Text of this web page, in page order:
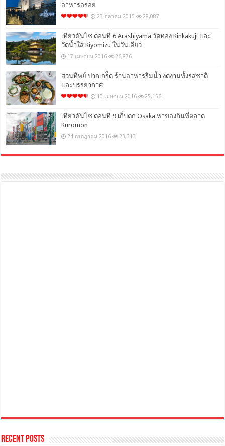
อาหารอร่อย
23 ตุลาคม 2015 28,087
เที่ยวคันไซ ตอนที่ 6 Arashiyama วัดทอง Kinkakuji และ
วัดน้ำใส Kiyomizu ในวันเดียว
17 เมษายน 2016 26,876
สวนทิพย์ ปากเกร็ด ร้านอาหารริมน้ำ งดงามทั้งรสชาติ
และบรรยากาศ
10 เมษายน 2016 25,156
เที่ยวคันไซ ตอนที่ 9 เก็บตก Osaka หาของกินที่ตลาด
Kuromon
24 กรกฎาคม 2016 23,313
Recent Posts